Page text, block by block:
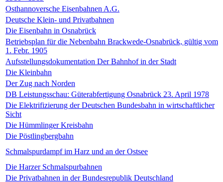
Osthannoversche Eisenbahnen A.G.
Deutsche Klein- und Privatbahnen
Die Eisenbahn in Osnabrück
Betriebsplan für die Nebenbahn Brackwede-Osnabrück, gültig vom
1. Febr. 1905
Aufsstellungsdokumentation Der Bahnhof in der Stadt
Die Kleinbahn
Der Zug nach Norden
DB Leistungsschau: Güterabfertigung Osnabrück 23. April 1978
Die Elektrifizierung der Deutschen Bundesbahn in wirtschaftlicher
Sicht
Die Hümmlinger Kreisbahn
Die Pöstlingbergbahn
Schmalspurdampf im Harz und an der Ostsee
Die Harzer Schmalspurbahnen
Die Privatbahnen in der Bundesrepublik Deutschland